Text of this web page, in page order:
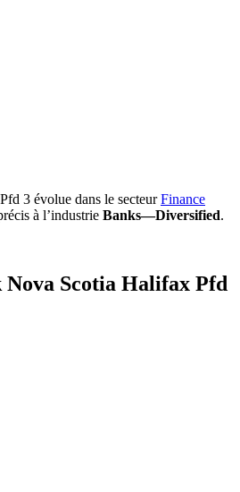
3 évolue dans le secteurFinance
à l’industrie Banks—Diversified.
Nova Scotia Halifax Pfd